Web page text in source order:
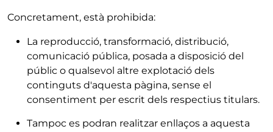
Concretament, està prohibida:
La reproducció, transformació, distribució,
comunicació pública, posada a disposició del
públic o qualsevol altre explotació dels
continguts d'aquesta pàgina, sense el
consentiment per escrit dels respectius titulars.
Tampoc es podran realitzar enllaços a aquesta